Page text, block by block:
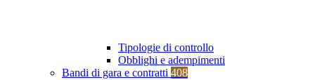
Tipologie di controllo
Obblighi e adempimenti
Bandi di gara e contratti 408